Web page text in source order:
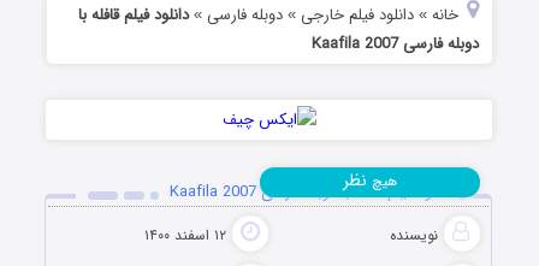
خانه »دانلود فیلم خارجی »دوبله فارسی »دانلود فیلم قافله با
دوبله فارسی Kaafila 2007
دانلود فیلم قافله با دوبله فارسی Kaafila 2007
نویسنده ۱۲ اسفند ۱۴۰۰
هیچ نظر